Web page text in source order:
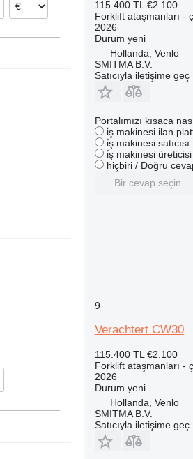
115.400 TL €2.100
Forklift ataşmanları -
2026
Durum yeni
Hollanda, Venlo
SMITMA B.V.
Satıcıyla iletişime geç
Portalımızı kısaca
i̇ş makinesi ilan
i̇ş makinesi satıcısı
i̇ş makinesi üreticisi
hiçbiri / Doğru
Bir cevap seçin
9
Verachtert CW30
115.400 TL €2.100
Forklift ataşmanları -
2026
Durum yeni
Hollanda, Venlo
SMITMA B.V.
Satıcıyla iletişime geç